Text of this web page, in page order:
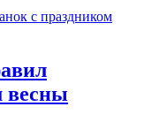
весны